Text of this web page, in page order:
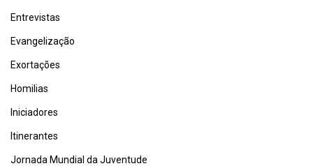
Entrevistas
Evangelização
Exortações
Homilias
Iniciadores
Itinerantes
Jornada Mundial da Juventude